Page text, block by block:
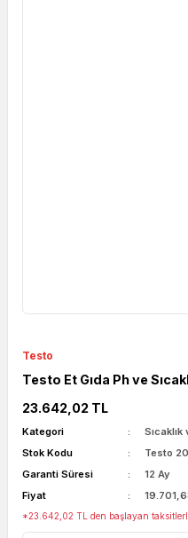
Testo
Testo Et Gıda Ph ve
23.642,02 TL
Kategori
Stok Kodu
Testo
Garanti Süresi
12 Ay
Fiyat
*23.642,02 TL den başlayan